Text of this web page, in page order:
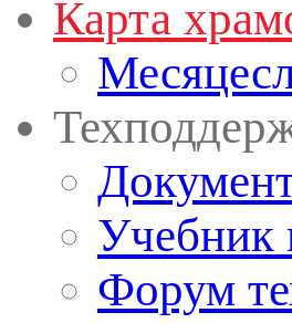
Карта
Учебник
Форум